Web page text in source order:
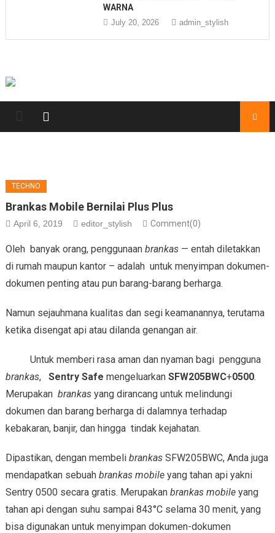
WARNA
July 20, 2026 admin_stylish
TECHNO
Brankas Mobile Bernilai Plus Plus
April 6, 2019 editor_stylish Comment(0)
Oleh banyak orang, penggunaan brankas — entah diletakkan
di rumah maupun kantor – adalah untuk menyimpan dokumen-
dokumen penting atau pun barang-barang berharga.
Namun sejauhmana kualitas dan segi keamanannya, terutama
ketika disengat api atau dilanda genangan air.
Untuk memberi rasa aman dan nyaman bagi pengguna
brankas, Sentry Safe mengeluarkan SFW205BWC+0500.
Merupakan brankas yang dirancang untuk melindungi
dokumen dan barang berharga di dalamnya terhadap
kebakaran, banjir, dan hingga tindak kejahatan.
Dipastikan, dengan membeli brankasSFW205BWC, Anda juga
mendapatkan sebuah brankas mobileyang tahan api yakni
Sentry 0500 secara gratis. Merupakan brankas mobileyang
tahan api dengan suhu sampai 843°C selama 30 menit, yang
bisa digunakan untuk menyimpan dokumen-dokumen